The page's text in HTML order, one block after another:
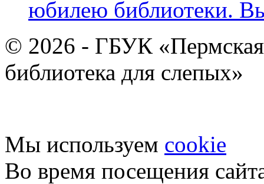
юбилею библиотеки.
© 2026 - ГБУК «Пермская
библиотека для слепых»
Мы используем cookie
Во время посещения